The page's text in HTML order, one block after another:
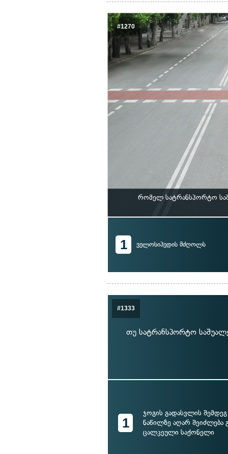
#1270
რომელ სატრანსპორტო
1 ველოსიპედის მძღოლს
#1333
თუ სატრანსპორტო
1
ჯოგის გადასვლის
ნაწილზე აღარ შეიძლება
ცალკეული საქონელი